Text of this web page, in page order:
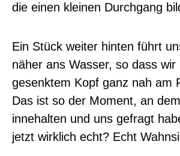
die einen kleinen Durchgang
Ein Stück weiter hinten führt
näher ans Wasser, so dass wir
gesenktem Kopf ganz nah am
Das ist so der Moment, an
innehalten und uns gefragt
jetzt wirklich echt? Echt